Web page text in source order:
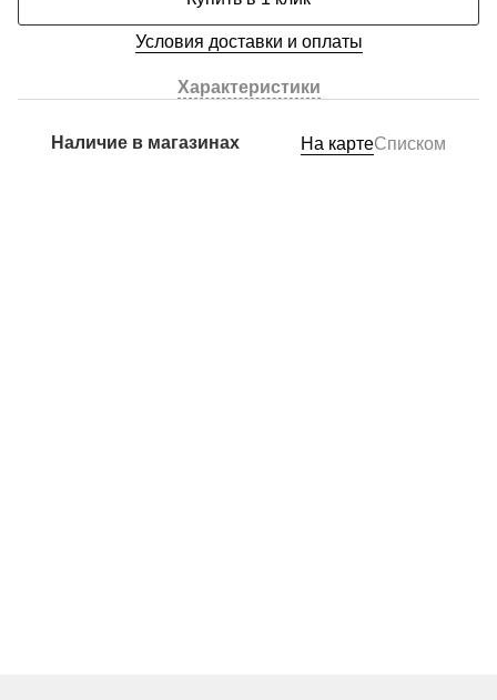
Условия доставки и оплаты
Характеристики
Наличие в магазинах На картеСписком